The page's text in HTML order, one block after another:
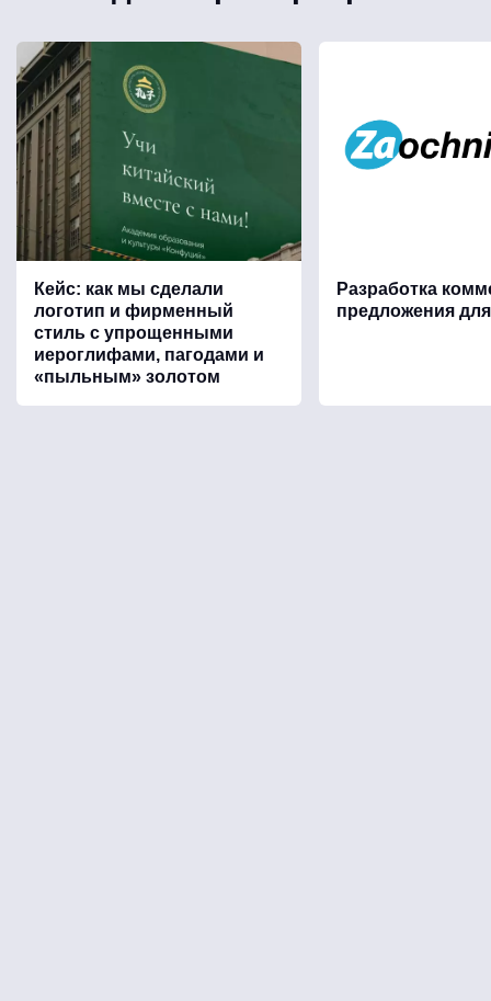
Кейс: как мы сделали
логотип и фирменный
стиль с упрощенными
иероглифами, пагодами и
«пыльным» золотом
Разработка
предложения